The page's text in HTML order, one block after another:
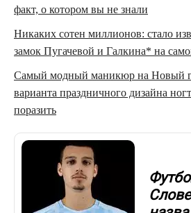
факт, о котором вы не знали
Никаких сотен миллионов: стало
замок Пугачевой и Галкина* на
Самый модный маникюр на Новый
варианта праздничного дизайна
поразить